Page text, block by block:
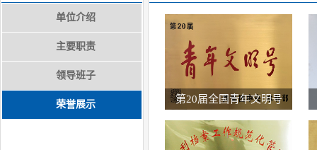
单位介绍
主要职责
领导班子
荣誉展示 第20届全国青年文明号